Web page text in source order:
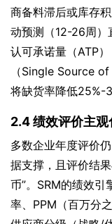
商备料滞后或库存
动预测（12-26周）
认可承诺量（ATP
（Single Source
将缺货率降低25%-
2.4 绩效评价主
多数企业年度评价
据支撑，且评价结
币”。SRM的绩效引
率、PPM（百万分